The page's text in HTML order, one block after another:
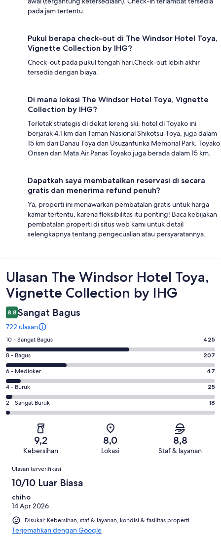
pada jam tertentu.
Pukul berapa check-out di The Windsor Hotel Toya,
Vignette Collection by IHG?
Check-out pada pukul tengah hari.Check-out lebih akhir
tersedia dengan biaya.
Di mana lokasi The Windsor Hotel Toya, Vignette
Collection by IHG?
Terletak strategis di dekat lereng ski, hotel di Toyako ini
berjarak 4,1 km dari Taman Nasional Shikotsu-Toya, juga dalam
15 km dari Danau Toya dan Usuzanfunka Memorial Park. Toyako
Onsen dan Mata Air Panas Toyako juga berada dalam 15 km.
Dapatkah saya membatalkan reservasi di secara
gratis dan menerima refund penuh?
Ya, properti ini menawarkan pembatalan gratis untuk harga
kamar tertentu, karena fleksibilitas itu penting! Baca kebijakan
pembatalan properti di situs web kami untuk detail
selengkapnya tentang pengecualian atau persyaratannya.
Ulasan
Ulasan The Windsor Hotel Toya,
Vignette Collection by IHG
8,8 Sangat Bagus
722 ulasan
Penilaian
10
-
Sangat
Bagus.
425
dari
722
10 - Sangat Bagus 425
Penilaian
8
-
Bagus.
207
dari
722
8 - Bagus 207
Penilaian
6
-
Medioker.
47
6 - Medioker 47
Penilaian
4
-
4 - Buruk 25
Penilaian
2
dari
ulasan
2 - Sangat Buruk 18
9,2
Kebersihan
8,0
Lokasi
8,8
Staf & layanan
Ulasan
Ulasan terverifikasi
10/10 Luar Biasa
chiho
14 Apr 2026
Disukai: Kebersihan, staf & layanan, kondisi & fasilitas properti
Terjemahkan dengan Google